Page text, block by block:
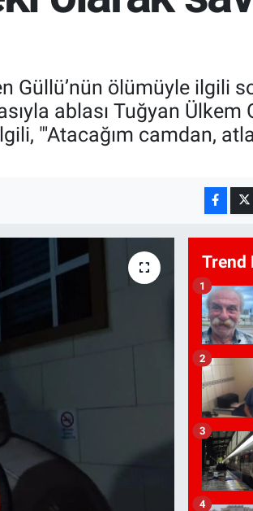
Güllü’nün ölümüyle ilgili
ablası Tuğyan
"'Atacağım camdan,
Trend
1
2
3
4